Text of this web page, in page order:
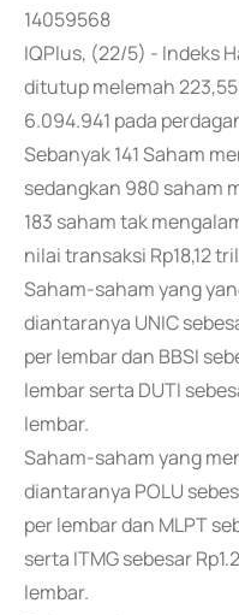
14059568
IQPlus, (22/5) - Indeks
ditutup melemah
6.094.941 pada
Sebanyak 141 Saham
sedangkan 980 saham
183 saham tak
nilai transaksi Rp18,12
Saham-saham yang
diantaranya UNIC
per lembar dan BBSI
lembar serta DUTI
lembar.
Saham-saham yang
diantaranya POLU
per lembar dan MLPT
serta ITMG sebesar
lembar.